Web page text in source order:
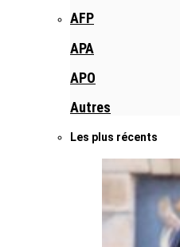
AFP
APA
APO
Autres
Les plus récents